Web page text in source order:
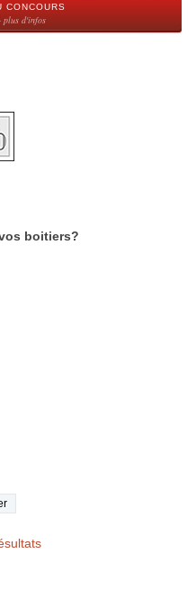
CONCOURS
plus d'infos
boitiers?